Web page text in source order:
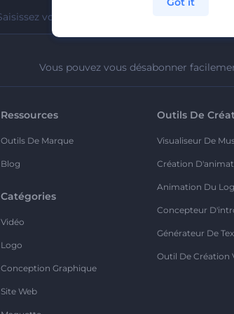
Vous pouvez vous désabonner
Ressources
Outils De Marque
Blog
Catégories
Vidéo
Logo
Conception Graphique
Site Web
Outils De
Visualiseur De
Création
Animation Du
Concepteur
Générateur De
Outil De Création